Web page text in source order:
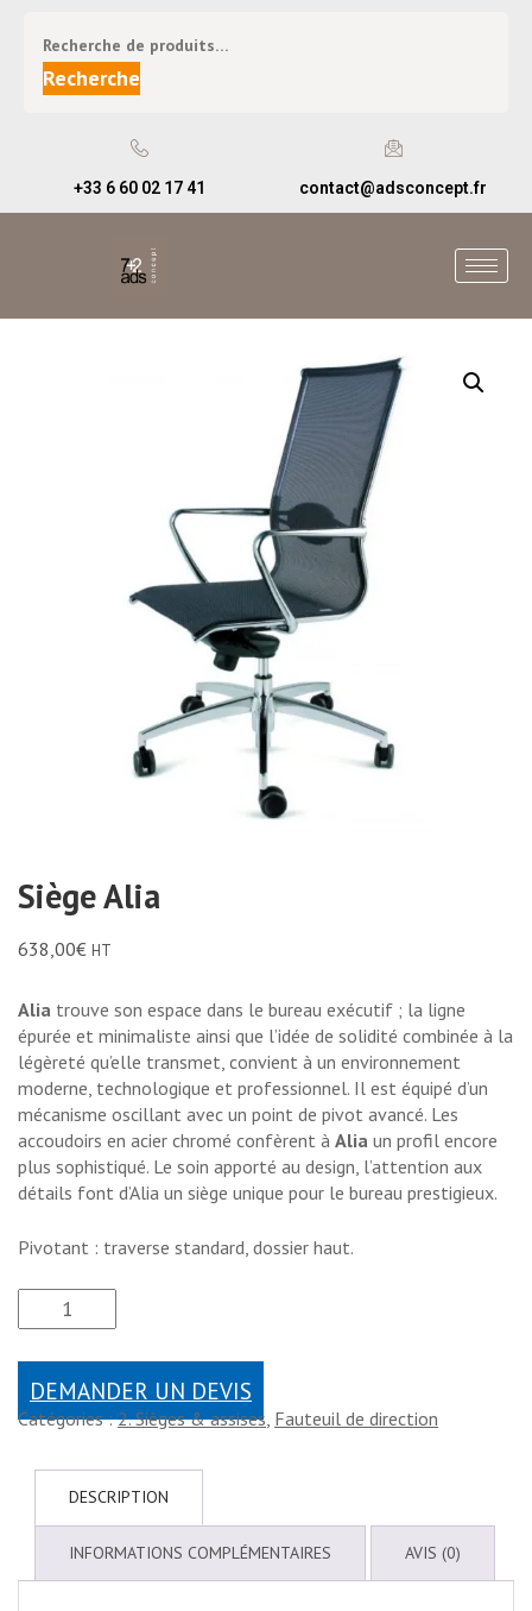
Recherche
+33 6 60 02 17 41 contact@adsconcept.fr
Siège Alia
638,00€ HT
Alia trouve son espace dans le bureau exécutif ; la ligne
épurée et minimaliste ainsi que l’idée de solidité combinée à la
légèreté qu’elle transmet, convient à un environnement
moderne, technologique et professionnel. Il est équipé d’un
mécanisme oscillant avec un point de pivot avancé. Les
accoudoirs en acier chromé confèrent à Alia un profil encore
plus sophistiqué. Le soin apporté au design, l’attention aux
détails font d’Alia un siège unique pour le bureau prestigieux.
Pivotant : traverse standard, dossier haut.
DEMANDER UN DEVIS
Catégories :2. Sièges & assises Fauteuil de direction
DESCRIPTION
INFORMATIONS COMPLÉMENTAIRES AVIS (0)